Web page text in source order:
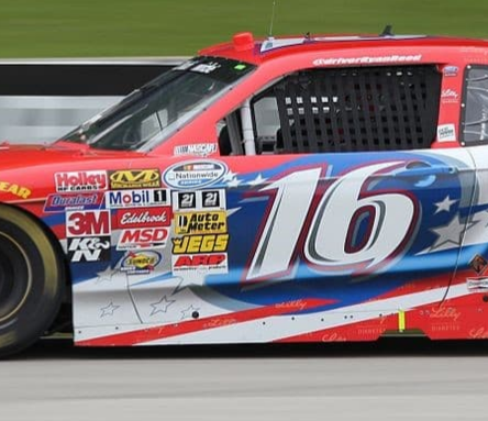
速認出你關心的那輛車，就會對這到底是黑白方格旗，還是災
Bryan Goodman 上週出席GPU 科技大會，介紹他的團隊如
深度學習技術，用在找出特定賽車的影像上。
人工方式訓練深度學習神經網路。完成訓練後，在正確辨識車
是影像模糊不清時。
以進行訓練和測試，不過現在神經網路的表現比人類還好，就